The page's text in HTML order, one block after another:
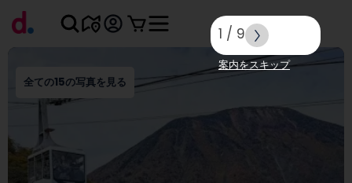
全ての15の写真を見る
1 / 9
案内をスキップ